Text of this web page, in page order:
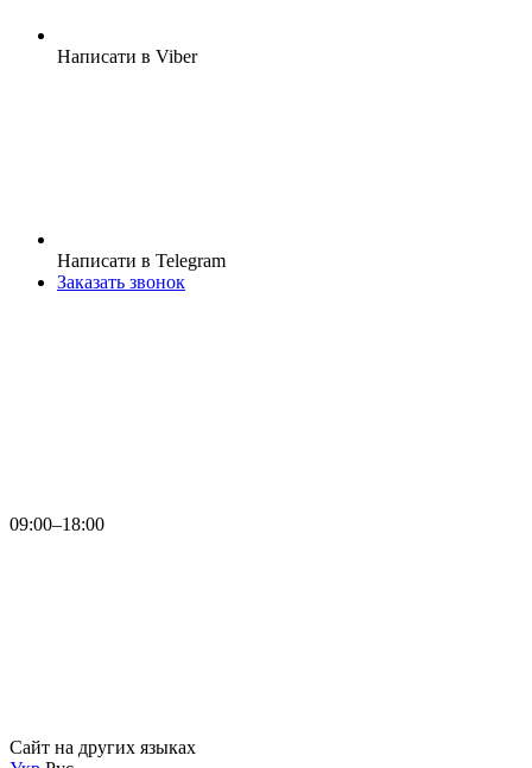
Написати в Viber
Написати в Telegram
Заказать звонок
09:00–18:00
Сайт на других языках